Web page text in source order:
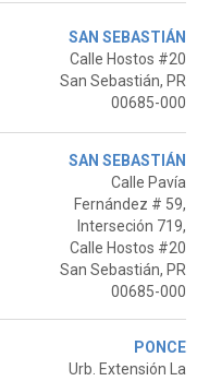
SAN SEBASTIÁN
Calle Hostos #20
San Sebastián, PR
00685-000
SAN SEBASTIÁN
Calle Pavía
Fernández # 59,
Interseción 719,
Calle Hostos #20
San Sebastián, PR
00685-000
PONCE
Urb. Extensión La